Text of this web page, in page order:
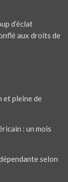
d’éclat
aux droits de
et pleine de
: un mois
selon